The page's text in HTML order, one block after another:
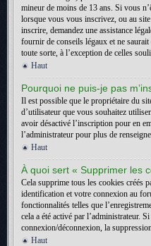
mineur de moins de 13 ans. Si vous
lorsque vous vous inscrivez, ou au
inscrire, demandez une assistance
fournir de conseils légaux et ne
toute sorte, à l’exception de celles
Haut
Pourquoi ne puis-je pas
Il est possible que le propriétaire du
d’utilisateur que vous souhaitez
avoir désactivé l’inscription pour en
l’administrateur pour plus de
Haut
À quoi sert « Supprimer les
Cela supprime tous les cookies créés
identification et votre connexion au
fonctionnalités telles que
cela a été activé par l’administrateur.
connexion/déconnexion, la
Haut